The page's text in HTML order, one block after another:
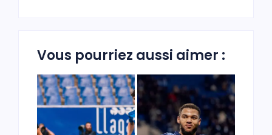
Vous pourriez aussi aimer :